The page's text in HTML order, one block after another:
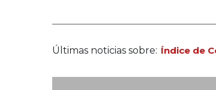
Últimas noticias sobre: Índice de